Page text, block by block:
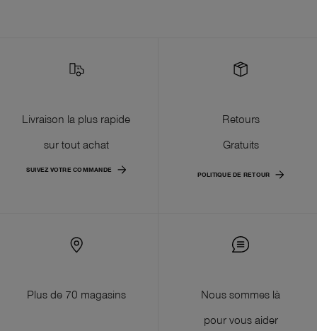
Livraison la plus rapide
sur tout achat
SUIVEZ VOTRE COMMANDE
Retours
Gratuits
POLITIQUE DE RETOUR
Plus de 70 magasins
Nous sommes là
pour vous aider